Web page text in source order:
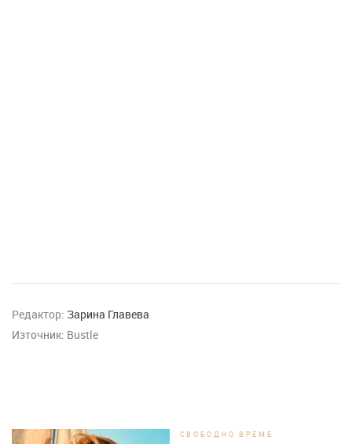
Редактор: Зарина Главева
Източник: Bustle
СВОБОДНО ВРЕМЕ